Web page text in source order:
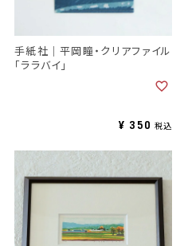
手紙社｜平岡瞳・クリアファイル
「ララバイ」
¥ 350 税込